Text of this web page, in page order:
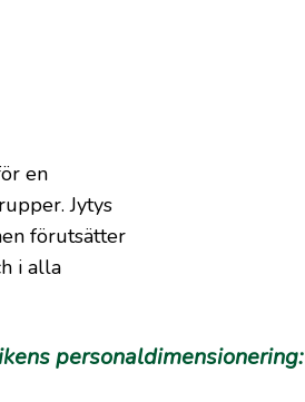
en
Jytys
förutsätter
i alla
personaldimensionering: